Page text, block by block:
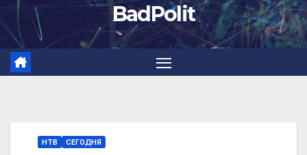
BadPolit
НТВ СЕГОДНЯ